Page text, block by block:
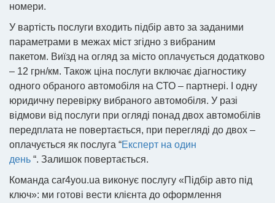
номери.
У вартість послуги входить підбір авто за заданими
параметрами в межах міст згідно з вибраним
пакетом. Виїзд на огляд за місто оплачується додатково
– 12 грн/км. Також ціна послуги включає діагностику
одного обраного автомобіля на СТО – партнері. І одну
юридичну перевірку вибраного автомобіля. У разі
відмови від послуги при огляді понад двох автомобілів
передплата не повертається, при перегляді до двох –
оплачується як послуга “Експерт на один
день “. Залишок повертається.
Команда car4you.ua виконує послугу «Підбір авто під
ключ»: ми готові вести клієнта до оформлення